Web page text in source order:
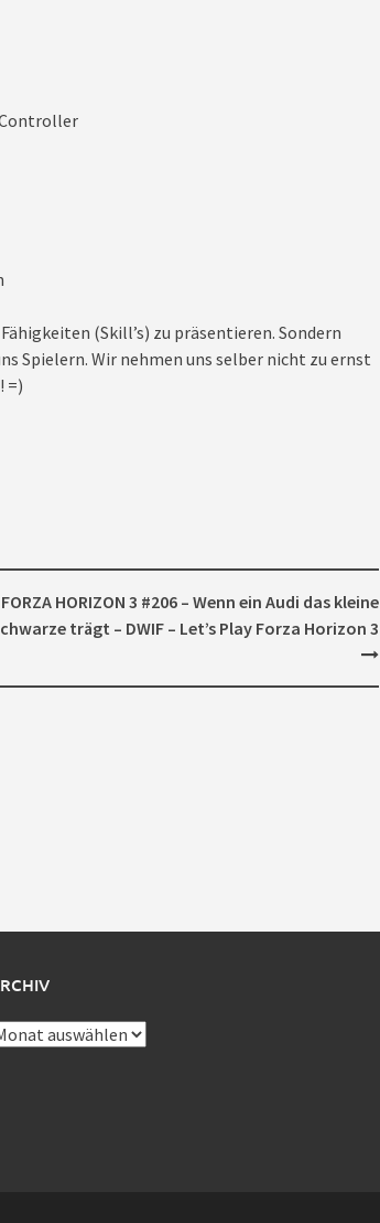
Controller
(Skill’s) zu präsentieren. Sondern
Spielern. Wir nehmen uns selber nicht zu ernst
=)
FORZA HORIZON 3 #206 – Wenn ein Audi das kleine
trägt – DWIF – Let’s Play Forza Horizon 3